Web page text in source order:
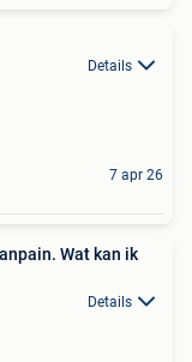
Details
7 apr 26
Wat kan ik
Details